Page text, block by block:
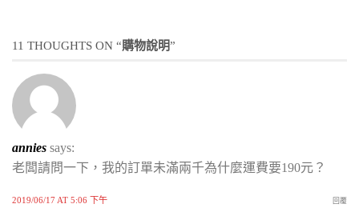
11 THOUGHTS ON “購物說明”
annies says:
老闆請問一下，我的訂單未滿兩千為什麼運費要190元？
2019/06/17 AT 5:06 下午 回覆